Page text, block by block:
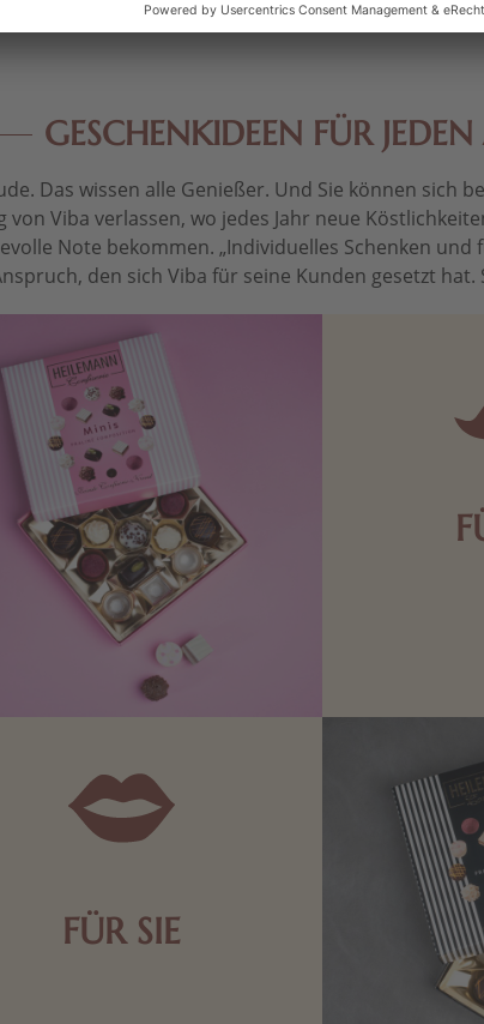
GESCHENKIDEEN FÜR
Das wissen alle Genießer. Und Sie können sich
von Viba verlassen, wo jedes Jahr neue
Note bekommen. „Individuelles Schenken und
den sich Viba für seine Kunden gesetzt hat.
FÜR SIE